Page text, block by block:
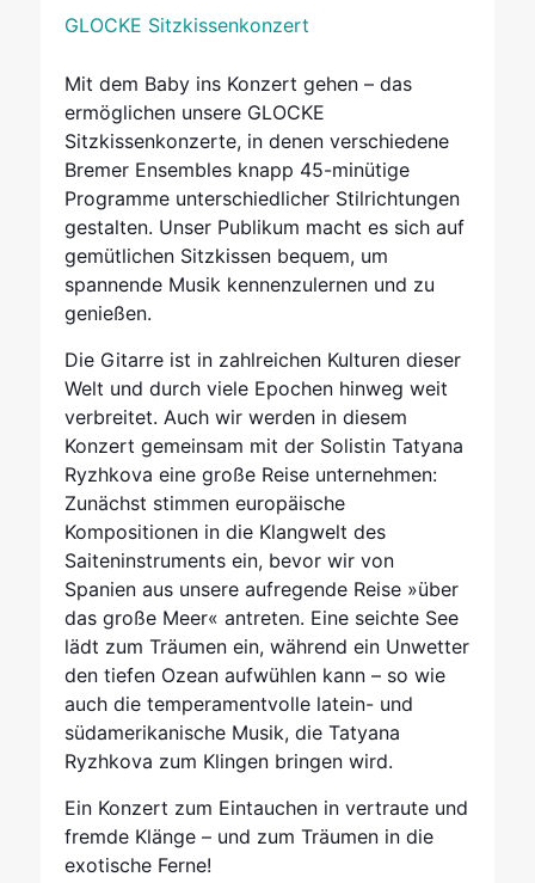
GLOCKE Sitzkissenkonzert
Mit dem Baby ins Konzert gehen – das
ermöglichen unsere GLOCKE
Sitzkissenkonzerte, in denen verschiedene
Bremer Ensembles knapp 45-minütige
Programme unterschiedlicher Stilrichtungen
gestalten. Unser Publikum macht es sich auf
gemütlichen Sitzkissen bequem, um
spannende Musik kennenzulernen und zu
genießen.
Die Gitarre ist in zahlreichen Kulturen dieser
Welt und durch viele Epochen hinweg weit
verbreitet. Auch wir werden in diesem
Konzert gemeinsam mit der Solistin Tatyana
Ryzhkova eine große Reise unternehmen:
Zunächst stimmen europäische
Kompositionen in die Klangwelt des
Saiteninstruments ein, bevor wir von
Spanien aus unsere aufregende Reise »über
das große Meer« antreten. Eine seichte See
lädt zum Träumen ein, während ein Unwetter
den tiefen Ozean aufwühlen kann – so wie
auch die temperamentvolle latein- und
südamerikanische Musik, die Tatyana
Ryzhkova zum Klingen bringen wird.
Ein Konzert zum Eintauchen in vertraute und
fremde Klänge – und zum Träumen in die
exotische Ferne!